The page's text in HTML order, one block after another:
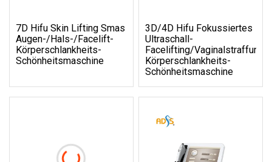
7D Hifu Skin Lifting Smas
Augen-/Hals-/Facelift-
Körperschlankheits-
Schönheitsmaschine
3D/4D Hifu Fokussiertes
Ultraschall-
Facelifting/Vaginalstraffung/
Körperschlankheits-
Schönheitsmaschine